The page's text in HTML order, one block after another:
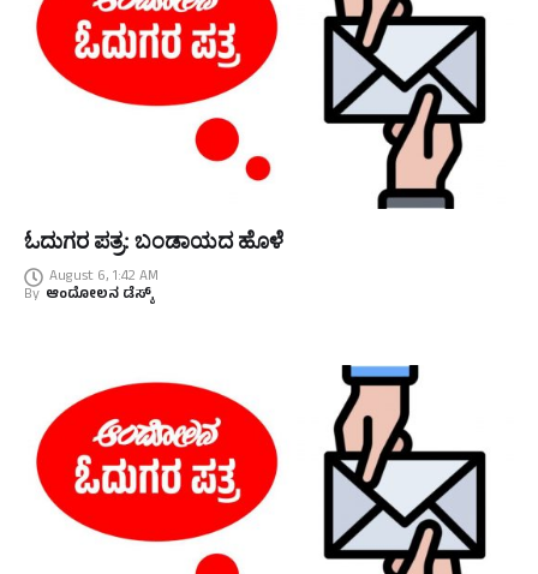
ಓದುಗರ ಪತ್ರ: ಬಂಡಾಯದ ಹೊಳೆ
August 6, 1:42 AM
By ಆಂದೋಲನ ಡೆಸ್ಕ್